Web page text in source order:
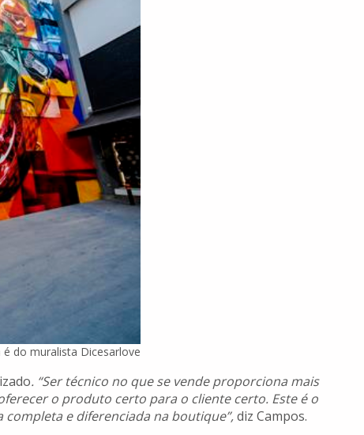
do muralista Dicesarlove
. “Ser técnico no que se vende proporciona mais
o produto certo para o cliente certo. Este é o
e diferenciada na boutique”,diz Campos.